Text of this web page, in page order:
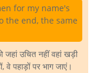
for my name's
the end, the same
उचित नहीं वहां खड़ी
पहाड़ों पर भाग जाएं।